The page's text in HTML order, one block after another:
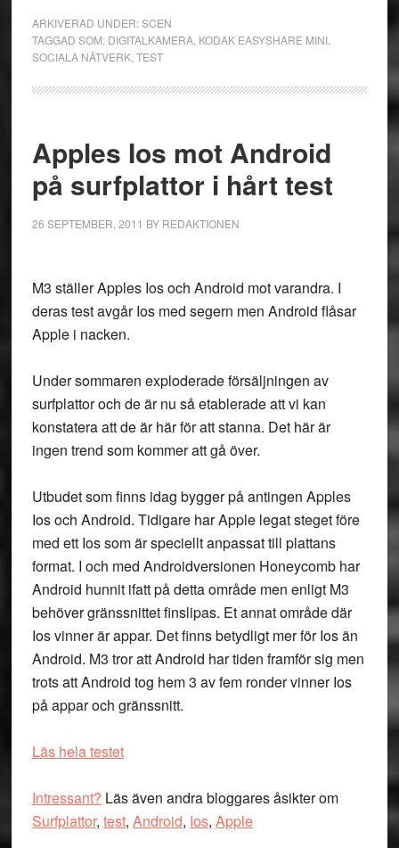
ARKIVERAD UNDER:SCEN
TAGGAD SOM: DIGITALKAMERA, KODAK EASYSHARE MINI,
SOCIALA NÄTVERK, TEST
Apples Ios mot Android
på surfplattor i hårt test
26 SEPTEMBER, 2011 BY REDAKTIONEN
M3 ställer Apples Ios och Android mot varandra. I
deras test avgår Ios med segern men Android flåsar
Apple i nacken.
Under sommaren exploderade försäljningen av
surfplattor och de är nu så etablerade att vi kan
konstatera att de är här för att stanna. Det här är
ingen trend som kommer att gå över.
Utbudet som finns idag bygger på antingen Apples
Ios och Android. Tidigare har Apple legat steget före
med ett Ios som är speciellt anpassat till plattans
format. I och med Androidversionen Honeycomb har
Android hunnit ifatt på detta område men enligt M3
behöver gränssnittet finslipas. Et annat område där
Ios vinner är appar. Det finns betydligt mer för Ios än
Android. M3 tror att Android har tiden framför sig men
trots att Android tog hem 3 av fem ronder vinner Ios
på appar och gränssnitt.
Läs hela testet
Intressant? Läs även andra bloggares åsikter om
Surfplattor, test, Android, Ios, Apple